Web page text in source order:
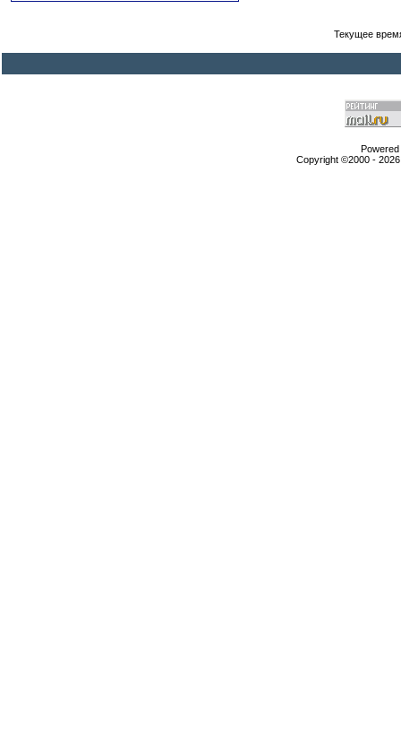
Текущее
Copyright ©2000 -